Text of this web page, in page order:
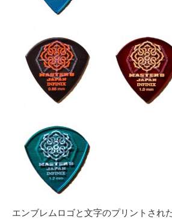
エンブレムロゴと文字のプリントされ